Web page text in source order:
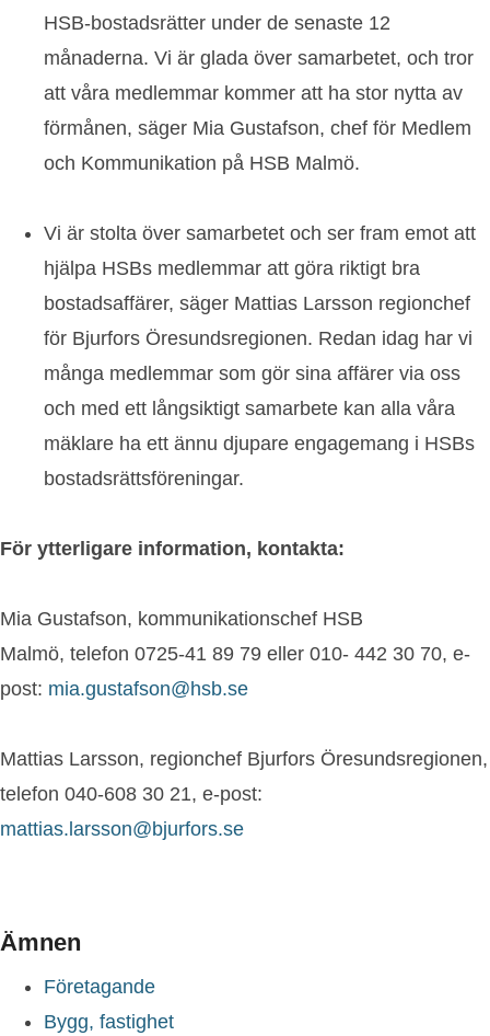
HSB-bostadsrätter under de senaste 12
månaderna. Vi är glada över samarbetet, och tror
att våra medlemmar kommer att ha stor nytta av
förmånen, säger Mia Gustafson, chef för Medlem
och Kommunikation på HSB Malmö.
Vi är stolta över samarbetet och ser fram emot att
hjälpa HSBs medlemmar att göra riktigt bra
bostadsaffärer, säger Mattias Larsson regionchef
för Bjurfors Öresundsregionen. Redan idag har vi
många medlemmar som gör sina affärer via oss
och med ett långsiktigt samarbete kan alla våra
mäklare ha ett ännu djupare engagemang i HSBs
bostadsrättsföreningar.
För ytterligare information, kontakta:
Mia Gustafson, kommunikationschef HSB
Malmö, telefon 0725-41 89 79 eller 010- 442 30 70, e-
post: mia.gustafson@hsb.se
Mattias Larsson, regionchef Bjurfors Öresundsregionen,
telefon 040-608 30 21, e-post:
mattias.larsson@bjurfors.se
Ämnen
Företagande
Bygg, fastighet